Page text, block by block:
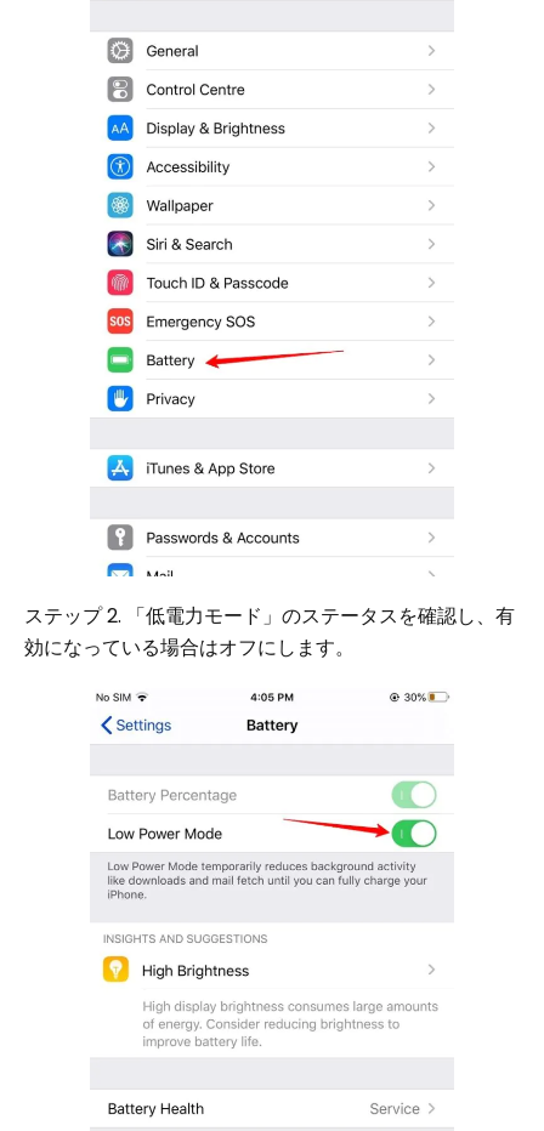
ステップ 2. 「低電力モード」のステータスを確認し、有
効になっている場合はオフにします。